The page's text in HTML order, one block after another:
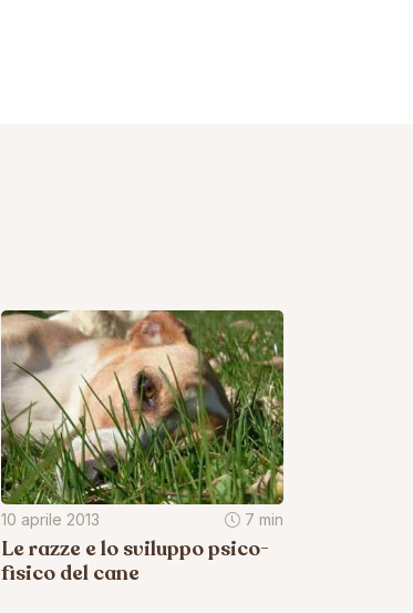
10 aprile 2013 7 min
Le razze e lo sviluppo psico-
fisico del cane